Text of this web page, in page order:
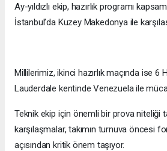
Ay-yıldızlı ekip, hazırlık programı
İstanbul’da Kuzey Makedonya ile
Millilerimiz, ikinci hazırlık maçında ise 6
Lauderdale kentinde Venezuela ile
Teknik ekip için önemli bir prova niteliği
karşılaşmalar, takımın turnuva öncesi
açısından kritik önem taşıyor.